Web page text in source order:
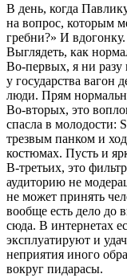
В день, когда
на вопрос, которым
гребни?» И
Выглядеть, как
Во-первых, я ни разу
у государства вагон
люди. Прям
Во-вторых, это
спасла в молодости:
трезвым панком и
костюмах. Пусть и
В-третьих, это
аудиторию не
не может принять
вообще есть дело до
сюда. В интернетах
эксплуатируют и
неприятия иного
вокруг пидарасы.